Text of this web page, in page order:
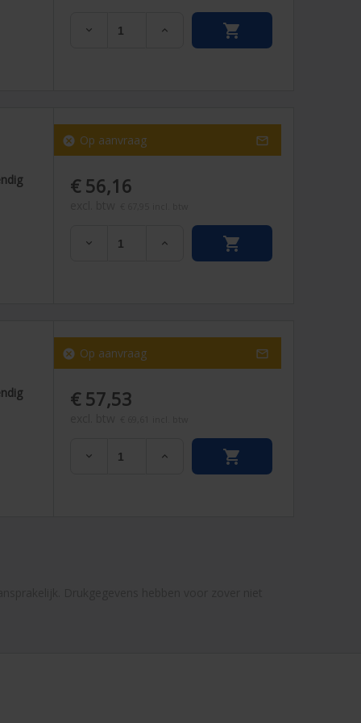
 

cancel Op aanvraag
€ 56,16
 

cancel Op aanvraag
€ 57,53
 